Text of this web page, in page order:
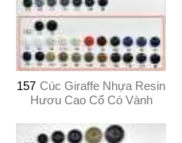
157 Cúc Giraffe Nhựa Resin
Hươu Cao Cổ Có Vành